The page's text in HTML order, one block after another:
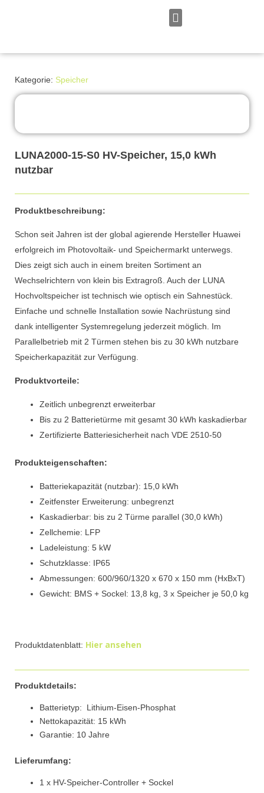
Kategorie: Speicher
LUNA2000-15-S0 HV-Speicher, 15,0 kWh
nutzbar
Produktbeschreibung:
Schon seit Jahren ist der global agierende Hersteller Huawei
erfolgreich im Photovoltaik- und Speichermarkt unterwegs.
Dies zeigt sich auch in einem breiten Sortiment an
Wechselrichtern von klein bis Extragroß. Auch der LUNA
Hochvoltspeicher ist technisch wie optisch ein Sahnestück.
Einfache und schnelle Installation sowie Nachrüstung sind
dank intelligenter Systemregelung jederzeit möglich. Im
Parallelbetrieb mit 2 Türmen stehen bis zu 30 kWh nutzbare
Speicherkapazität zur Verfügung.
Produktvorteile:
Zeitlich unbegrenzt erweiterbar
Bis zu 2 Batterietürme mit gesamt 30 kWh kaskadierbar
Zertifizierte Batteriesicherheit nach VDE 2510-50
Produkteigenschaften:
Batteriekapazität (nutzbar): 15,0 kWh
Zeitfenster Erweiterung: unbegrenzt
Kaskadierbar: bis zu 2 Türme parallel (30,0 kWh)
Zellchemie: LFP
Ladeleistung: 5 kW
Schutzklasse: IP65
Abmessungen: 600/960/1320 x 670 x 150 mm (HxBxT)
Gewicht: BMS + Sockel: 13,8 kg, 3 x Speicher je 50,0 kg
Produktdatenblatt: Hier ansehen
Produktdetails:
Batterietyp: Lithium-Eisen-Phosphat
Nettokapazität: 15 kWh
Garantie: 10 Jahre
Lieferumfang:
1 x HV-Speicher-Controller + Sockel